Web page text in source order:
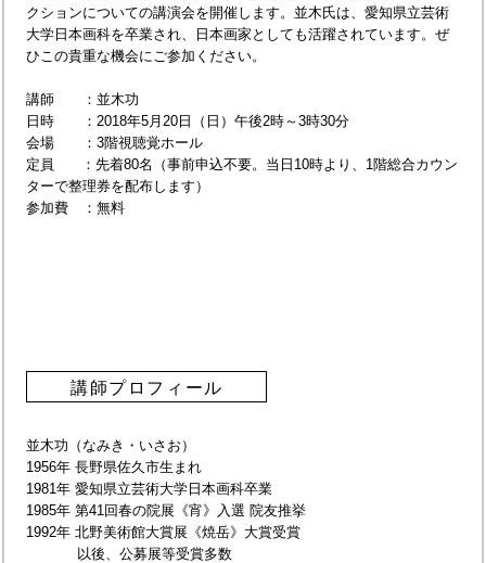
クションについての講演会を開催します。並木氏は、愛知県立芸術
大学日本画科を卒業され、日本画家としても活躍されています。ぜ
ひこの貴重な機会にご参加ください。
講師 ：並木功
日時 ：2018年5月20日（日）午後2時～3時30分
会場 ：3階視聴覚ホール
定員 ：先着80名（事前申込不要。当日10時より、1階総合カウン
ターで整理券を配布します）
参加費 ：無料
講師プロフィール
並木功（なみき・いさお）
1956年 長野県佐久市生まれ
1981年 愛知県立芸術大学日本画科卒業
1985年 第41回春の院展《宵》入選 院友推挙
1992年 北野美術館大賞展《焼岳》大賞受賞
以後、公募展等受賞多数